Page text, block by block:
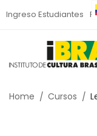
Ingreso Estudiantes
Home Cursos